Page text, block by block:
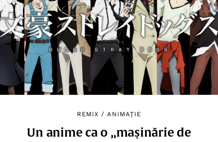
REMIX / ANIMAȚIE
Un anime ca o „mașinărie de